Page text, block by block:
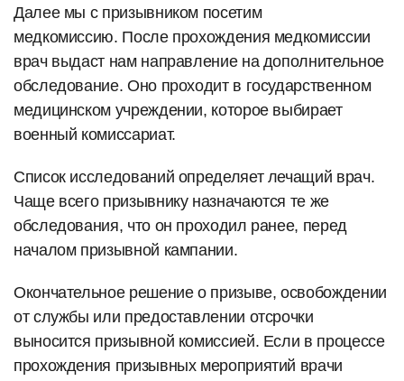
Далее мы с призывником посетим
медкомиссию. После прохождения медкомиссии
врач выдаст нам направление на дополнительное
обследование. Оно проходит в государственном
медицинском учреждении, которое выбирает
военный комиссариат.
Список исследований определяет лечащий врач.
Чаще всего призывнику назначаются те же
обследования, что он проходил ранее, перед
началом призывной кампании.
Окончательное решение о призыве, освобождении
от службы или предоставлении отсрочки
выносится призывной комиссией. Если в процессе
прохождения призывных мероприятий врачи